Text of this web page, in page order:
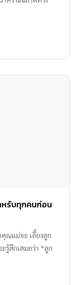
หรับทุกคนก่อน
ณแม่จะ เลี้ยงลูก
รู้สึกเสมอว่า “ลูก